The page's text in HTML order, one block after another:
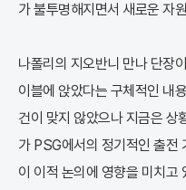
가 불투명해지면서 새로운 자
나폴리의 지오반니 만나 단장
이블에 앉았다는 구체적인 내
건이 맞지 않았으나 지금은 상
가 PSG에서의 정기적인 출전
이 이적 논의에 영향을 미치고